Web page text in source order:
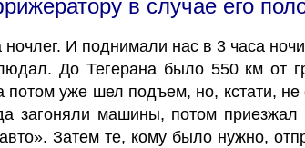
в случае его
И поднимали нас в 3 часа
До Тегерана было 550 км
уже шел подъем, но, кстати,
загоняли машины, потом приезжал
Затем те, кому было нужно,